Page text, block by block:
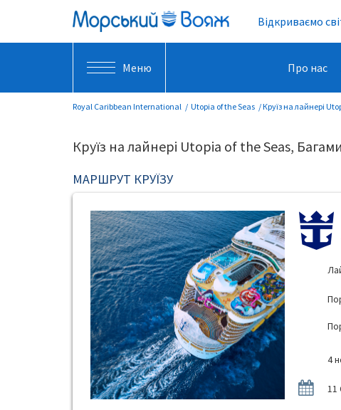
Відкриваємо
Меню Про нас
Royal Caribbean International Utopia of the Seas Круїз на лайнері
Круїз на лайнері Utopia of the Seas,
МАРШРУТ КРУЇЗУ
4
11